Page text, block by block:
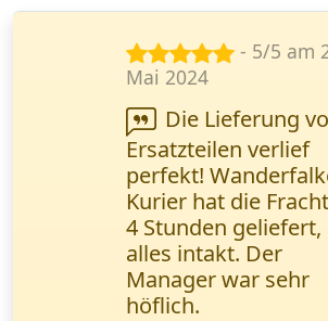
- 5/5 am
Dez. 2024
Ich brauchte
dringende Lieferung
von Briefen an
Kunden.
Kurier hat es in 90
Minuten geschafft!
schnellste Service,
ich kenne.